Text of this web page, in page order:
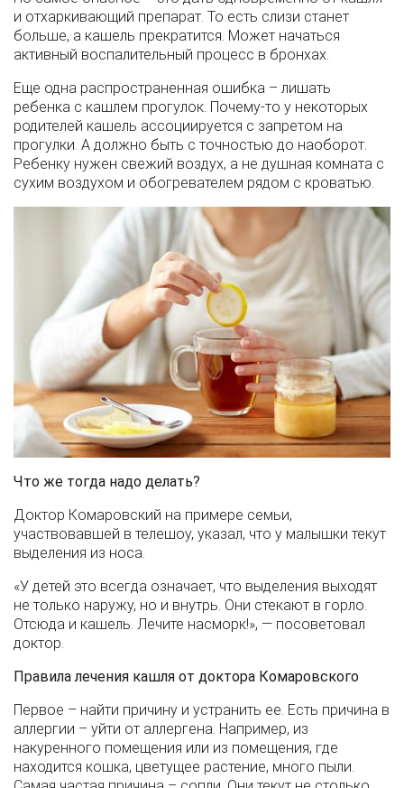
и отхаркивающий препарат. То есть слизи станет
больше, а кашель прекратится. Может начаться
активный воспалительный процесс в бронхах.
Еще одна распространенная ошибка – лишать
ребенка с кашлем прогулок. Почему-то у некоторых
родителей кашель ассоциируется с запретом на
прогулки. А должно быть с точностью до наоборот.
Ребенку нужен свежий воздух, а не душная комната с
сухим воздухом и обогревателем рядом с кроватью.
Что же тогда надо делать?
Доктор Комаровский на примере семьи,
участвовавшей в телешоу, указал, что у малышки текут
выделения из носа.
«У детей это всегда означает, что выделения выходят
не только наружу, но и внутрь. Они стекают в горло.
Отсюда и кашель. Лечите насморк!», — посоветовал
доктор.
Правила лечения кашля от доктора Комаровского
Первое – найти причину и устранить ее. Есть причина в
аллергии – уйти от аллергена. Например, из
накуренного помещения или из помещения, где
находится кошка, цветущее растение, много пыли.